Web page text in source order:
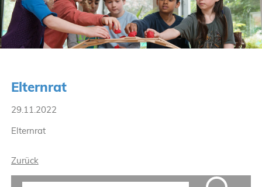
Elternrat
29.11.2022
Elternrat
Zurück
Was wir
Ganztag